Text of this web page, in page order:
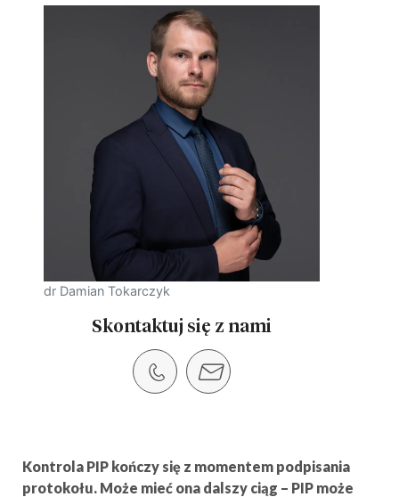
dr Damian Tokarczyk
Skontaktuj się z nami
Kontrola PIP kończy się z momentem podpisania
protokołu. Może mieć ona dalszy ciąg – PIP może